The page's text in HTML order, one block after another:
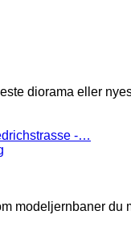
diorama eller
-…
modeljernbaner